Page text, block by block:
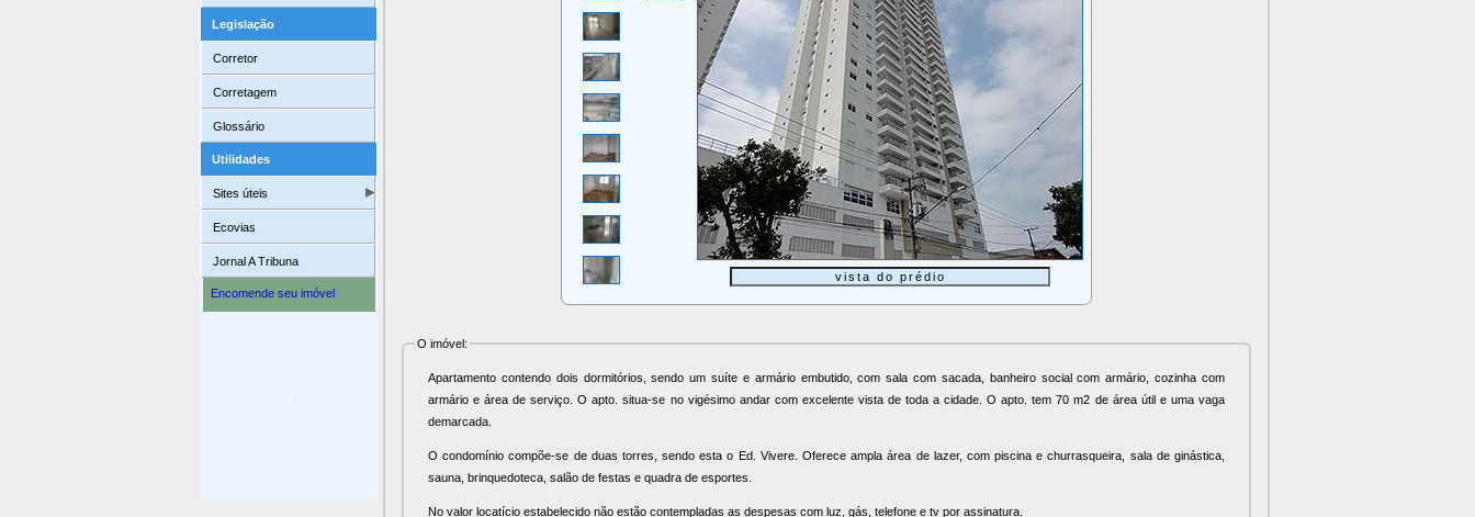
Legislação
Corretor
Corretagem
Glossário
Utilidades
Sites úteis
Ecovias
Jornal A Tribuna
Encomende seu imóvel
O imóvel:
Apartamento contendo dois dormitórios, sendo um suíte e armário embutido, com sala com sacada, banheiro social com armário, cozinha com
armário e área de serviço. O apto. situa-se no vigésimo andar com excelente vista de toda a cidade. O apto. tem 70 m2 de área útil e uma vaga
demarcada.
O condomínio compõe-se de duas torres, sendo esta o Ed. Vivere. Oferece ampla área de lazer, com piscina e churrasqueira, sala de ginástica,
sauna, brinquedoteca, salão de festas e quadra de esportes.
No valor locatício estabelecido não estão contempladas as despesas com luz, gás, telefone e tv por assinatura.